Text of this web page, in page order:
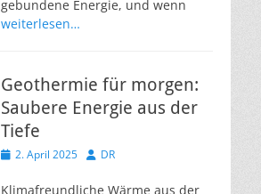
gebundene Energie, und wenn
weiterlesen…
Geothermie für morgen:
Saubere Energie aus der
Tiefe
Veröffentlicht
2. April 2025 Autor
DR
Klimafreundliche Wärme aus der